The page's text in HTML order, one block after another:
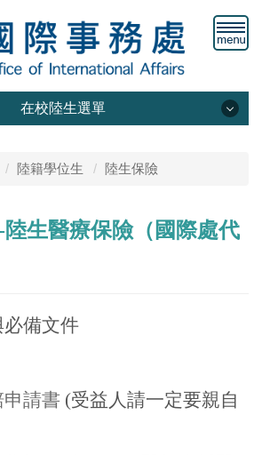
在校陸生選單
陸籍學位生 陸生保險
陸生醫療保險（國際處代
必備文件
請書 (受益人請一定要親自